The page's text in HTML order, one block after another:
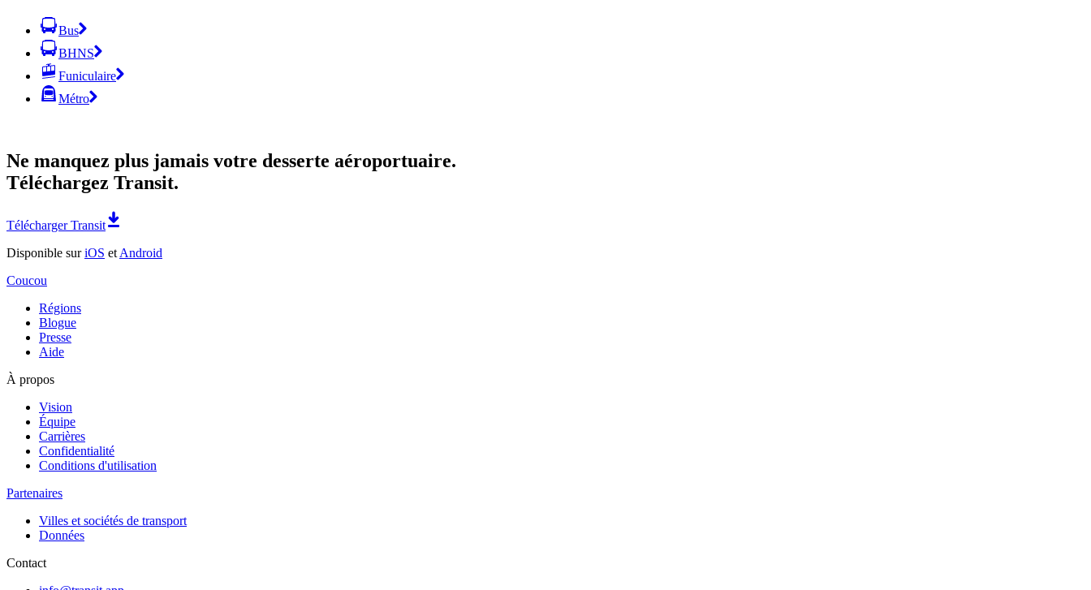
Bus
BHNS
Funiculaire
Métro
Ne manquez plus jamais votre desserte aéroportuaire.
Téléchargez Transit.
Télécharger Transit
Disponible suriOS et Android
Coucou
Régions
Blogue
Presse
Aide
À propos
Vision
Équipe
Carrières
Confidentialité
Conditions d'utilisation
Partenaires
Villes et sociétés de transport
Données
Contact